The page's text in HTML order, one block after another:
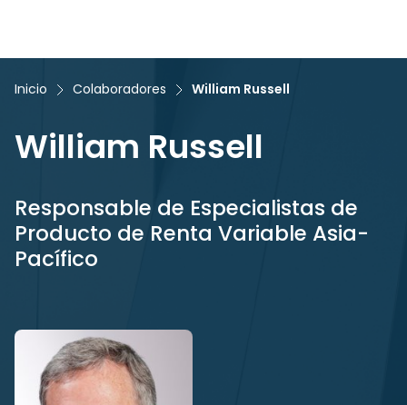
Inicio Colaboradores William Russell
William Russell
Responsable de Especialistas de
Producto de Renta Variable Asia-
Pacífico